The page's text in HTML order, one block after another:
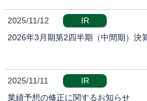
2025/11/12
IR
2026年3月期第2四半期（中間期）決
2025/11/11
IR
業績予想の修正に関するお知らせ